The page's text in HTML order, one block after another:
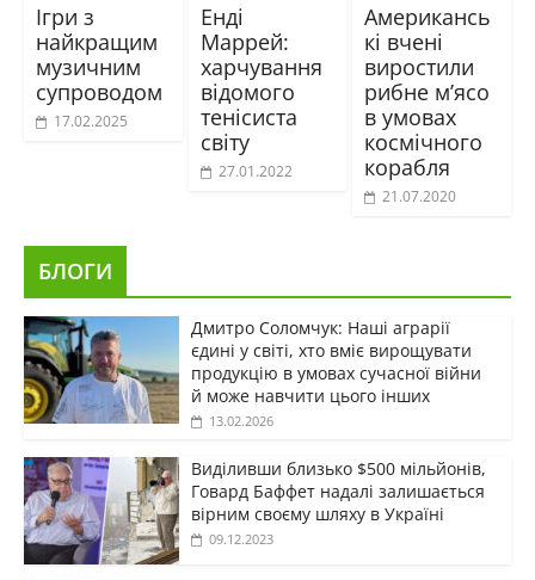
Ігри з
найкращим
музичним
супроводом
17.02.2025
Енді
Маррей:
харчування
відомого
тенісиста
світу
27.01.2022
Американсь
кі вчені
виростили
рибне м’ясо
в умовах
космічного
корабля
21.07.2020
БЛОГИ
Дмитро Соломчук: Наші аграрії
єдині у світі, хто вміє вирощувати
продукцію в умовах сучасної війни
й може навчити цього інших
13.02.2026
Виділивши близько $500 мільйонів,
Говард Баффет надалі залишається
вірним своєму шляху в Україні
09.12.2023